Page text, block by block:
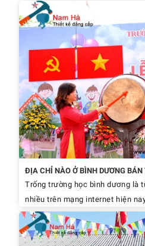
ĐỊA CHỈ NÀO Ở BÌNH DƯƠNG BÁN
Trống trường học bình dương là
nhiều trên mạng internet hiện